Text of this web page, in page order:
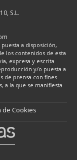
S.L.
a disposición,
los contenidos de esta
expresa y escrita
y/o puesta a
de prensa con fines
a la que se manifiesta
de Cookies